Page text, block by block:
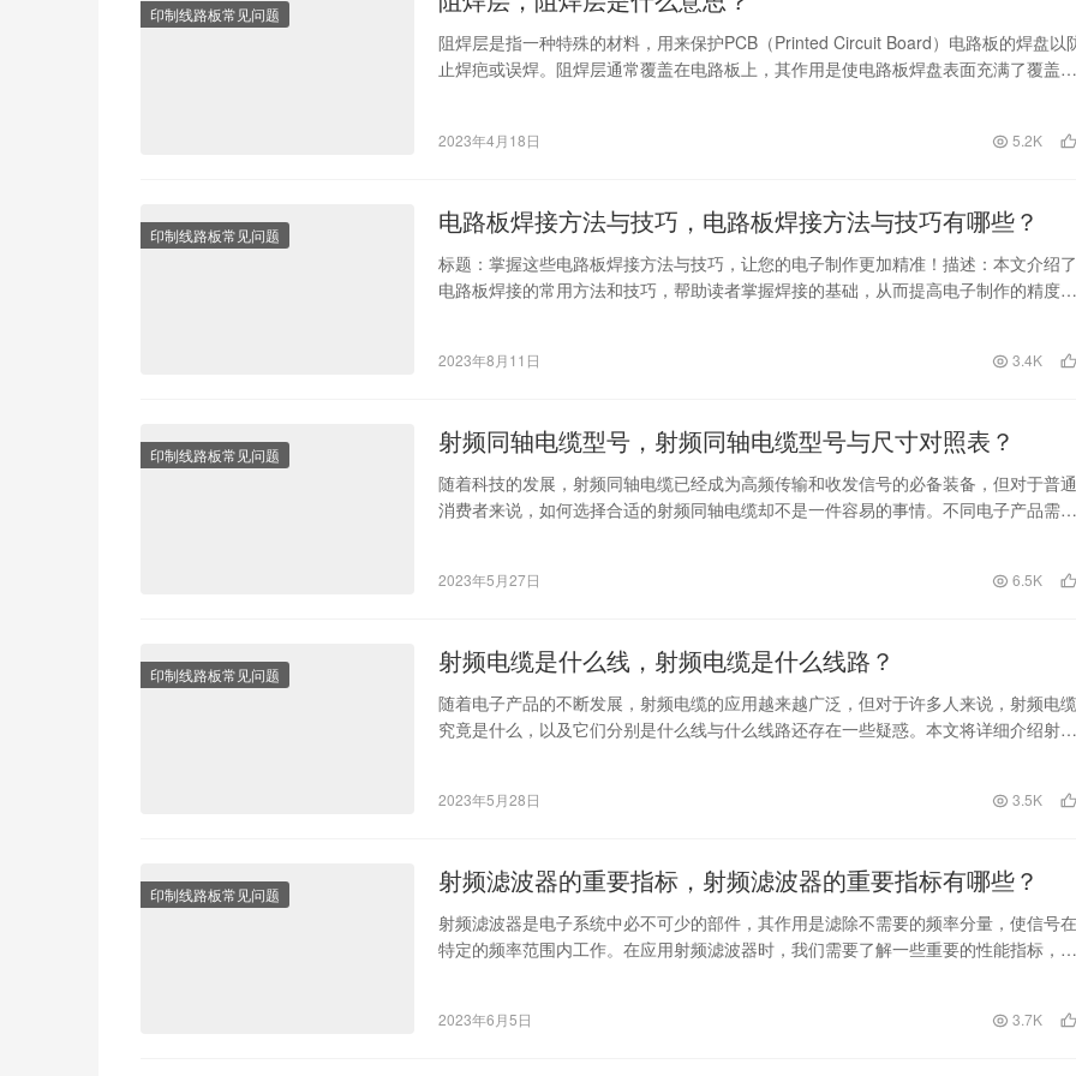
印制线路板常见问题
阻焊层是指一种特殊的材料，用来保护PCB（Printed Circuit Board）电路板的焊盘以
止焊疤或误焊。阻焊层通常覆盖在电路板上，其作用是使电路板焊盘表面充满了覆盖
2023年4月18日 5.2K
印制线路板常见问题 电路板焊接方法与技巧，电路板焊接方法与技巧有哪些？
标题：掌握这些电路板焊接方法与技巧，让您的电子制作更加精准！描述：本文介绍了
电路板焊接的常用方法和技巧，帮助读者掌握焊接的基础，从而提高电子制作的精度和
2023年8月11日 3.4K
印制线路板常见问题 射频同轴电缆型号，射频同轴电缆型号与尺寸对照表？
随着科技的发展，射频同轴电缆已经成为高频传输和收发信号的必备装备，但对于普通
消费者来说，如何选择合适的射频同轴电缆却不是一件容易的事情。不同电子产品需要
2023年5月27日 6.5K
印制线路板常见问题 射频电缆是什么线，射频电缆是什么线路？
随着电子产品的不断发展，射频电缆的应用越来越广泛，但对于许多人来说，射频电缆
究竟是什么，以及它们分别是什么线与什么线路还存在一些疑惑。本文将详细介绍射频
2023年5月28日 3.5K
印制线路板常见问题 射频滤波器的重要指标，射频滤波器的重要指标有哪些？
射频滤波器是电子系统中必不可少的部件，其作用是滤除不需要的频率分量，使信号在
特定的频率范围内工作。在应用射频滤波器时，我们需要了解一些重要的性能指标，以
2023年6月5日 3.7K